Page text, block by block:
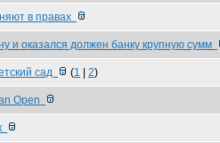
в правах
и оказался должен банку крупную сумм
сад (1 2)
Open